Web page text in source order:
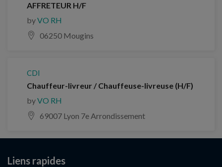
AFFRETEUR H/F
byVO RH
06250 Mougins
CDI
Chauffeur-livreur / Chauffeuse-livreuse (H/F)
byVO RH
69007 Lyon 7e Arrondissement
Liens rapides